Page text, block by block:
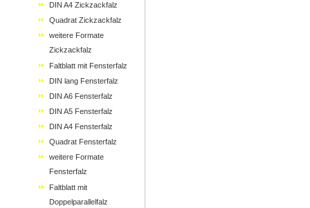
DIN A4 Zickzackfalz
Quadrat Zickzackfalz
weitere Formate
Zickzackfalz
Faltblatt mit Fensterfalz
DIN lang Fensterfalz
DIN A6 Fensterfalz
DIN A5 Fensterfalz
DIN A4 Fensterfalz
Quadrat Fensterfalz
weitere Formate
Fensterfalz
Faltblatt mit
Doppelparallelfalz